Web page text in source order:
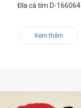
Đĩa cà tím D-166064
Xem thêm